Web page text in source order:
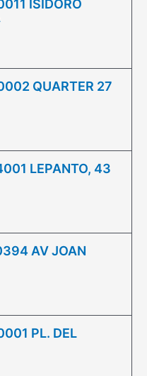
ISIDORO
QUARTER 27
LEPANTO, 43
AV JOAN
PL. DEL